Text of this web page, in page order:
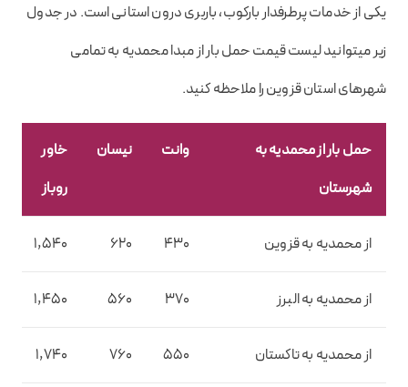
یکی از خدمات پرطرفدار بارکوب، باربری درون استانی است. در جدول
زیر میتوانید لیست قیمت حمل بار از مبدا محمدیه به تمامی
شهرهای استان قزوین را ملاحظه کنید.
حمل بار از محمدیه به
شهرستان
وانت نیسان
خاور
روباز
از محمدیه به قزوین 430
620
1,540
از محمدیه به البرز 370
560
1,450
از محمدیه به تاکستان 550
760
1,740